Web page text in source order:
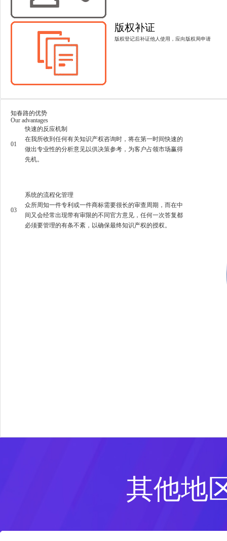
版权补证
版权登记后补证他人使用，应向版权局申请
知春路的优势
Our advantages
01
快速的反应机制
在我所收到任何有关知识产权咨询时，将在第一时间快速的
做出专业性的分析意见以供决策参考，为客户占领市场赢得
先机。
03
系统的流程化管理
众所周知一件专利或一件商标需要很长的审查周期，而在中
间又会经常出现带有审限的不同官方意见，任何一次答复都
必须要管理的有条不紊，以确保最终知识产权的授权。
其他地